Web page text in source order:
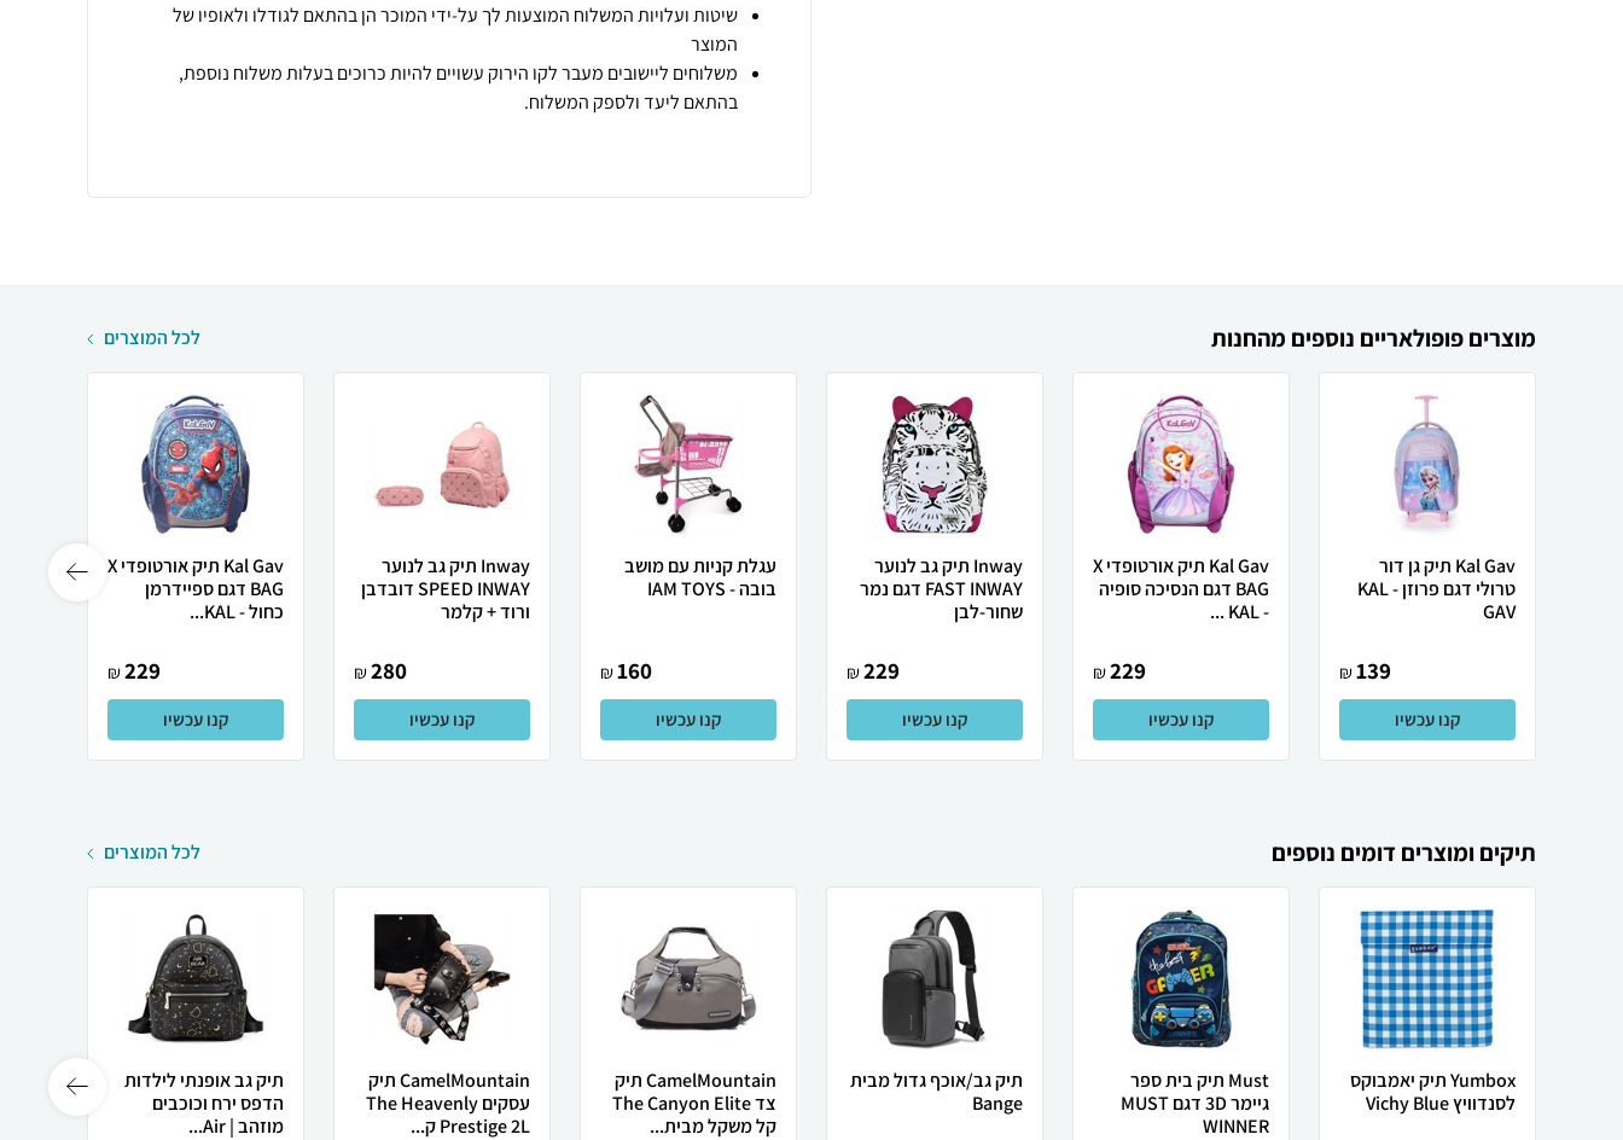
שיטות ועלויות המשלוח המוצעות לך על-ידי המוכר הן בהתאם לגודלו ולאופיו של
המוצר
משלוחים ליישובים מעבר לקו הירוק עשויים להיות כרוכים בעלות משלוח נוספת,
בהתאם ליעד ולספק המשלוח.
מוצרים פופולאריים נוספים מהחנות לכל המוצרים
Kal Gav תיק גן דור
טרולי דגם פרוזן - KAL
GAV
139
₪
קנו עכשיו
Kal Gav תיק אורטופדי X
BAG דגם הנסיכה סופיה
- KAL ...
229
₪
קנו עכשיו
Inway תיק גב לנוער
FAST INWAY דגם נמר
שחור-לבן
229
₪
קנו עכשיו
עגלת קניות עם מושב
בובה - IAM TOYS
160
₪
קנו עכשיו
Inway תיק גב לנוער
SPEED INWAY דובדבן
ורוד + קלמר
280
₪
קנו עכשיו
Kal Gav תיק אורטופדי X
BAG דגם ספיידרמן
כחול - KAL...
229
₪
קנו עכשיו
תיקים ומוצרים דומים נוספים לכל המוצרים
Yumbox תיק יאמבוקס
לסנדוויץ Vichy Blue
Must תיק בית ספר
גיימר 3D דגם MUST
WINNER
תיק גב/אוכף גדול מבית
Bange
CamelMountain תיק
צד The Canyon Elite
קל משקל מבית...
CamelMountain תיק
עסקים The Heavenly
Prestige 2L ק...
תיק גב אופנתי לילדות
הדפס ירח וכוכבים
מוזהב | Air...